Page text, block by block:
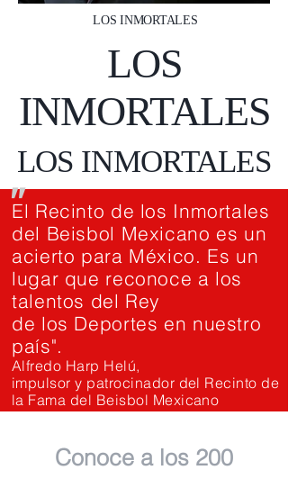
LOS INMORTALES
LOS
INMORTALES
LOS INMORTALES
El Recinto de los Inmortales
del Beisbol Mexicano es un
acierto para México. Es un
lugar que reconoce a los
talentos del Rey
de los Deportes en nuestro
país".
Alfredo Harp Helú,
impulsor y patrocinador del Recinto de
la Fama del Beisbol Mexicano
"
Conoce a los 200